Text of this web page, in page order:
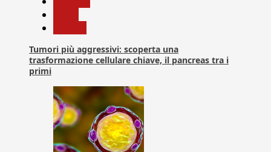
Tumori più aggressivi: scoperta una
trasformazione cellulare chiave, il pancreas tra i
primi